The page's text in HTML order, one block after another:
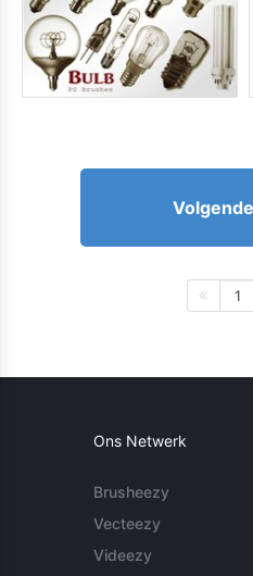
1
Ons Netwerk
Brusheezy
Vecteezy
Videezy